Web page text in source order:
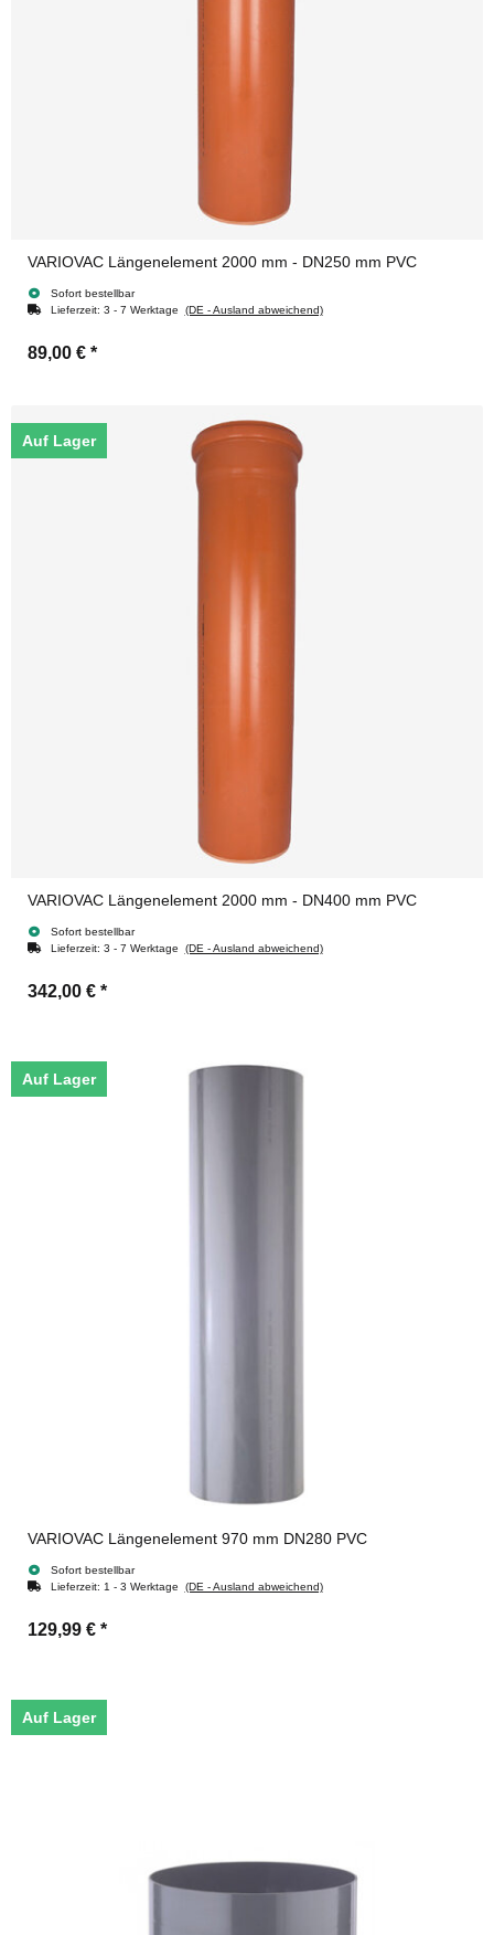
VARIOVAC Längenelement 2000 mm - DN250 mm PVC
Sofort bestellbar
Lieferzeit: 3 - 7 Werktage (DE - Ausland abweichend)
89,00 € *
Auf Lager
VARIOVAC Längenelement 2000 mm - DN400 mm PVC
Sofort bestellbar
Lieferzeit: 3 - 7 Werktage (DE - Ausland abweichend)
342,00 € *
Auf Lager
VARIOVAC Längenelement 970 mm DN280 PVC
Sofort bestellbar
Lieferzeit: 1 - 3 Werktage (DE - Ausland abweichend)
129,99 € *
Auf Lager